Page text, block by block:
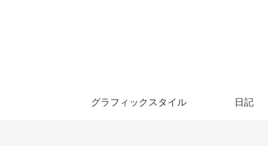
グラフィックスタイル 日記